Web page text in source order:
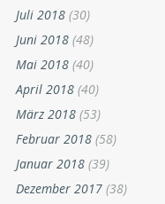
Juli 2018 (30)
Juni 2018 (48)
Mai 2018 (40)
April 2018 (40)
März 2018 (53)
Februar 2018 (58)
Januar 2018 (39)
Dezember 2017 (38)